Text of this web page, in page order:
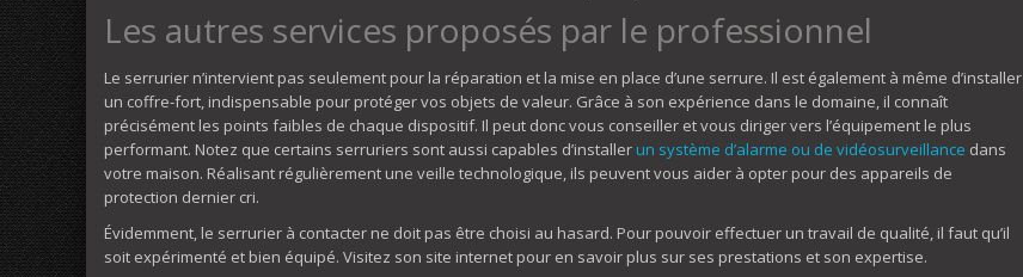
Les autres services proposés par le professionnel
Le serrurier n’intervient pas seulement pour la réparation et la mise en place d’une serrure. Il est également à même d’installer
un coffre-fort, indispensable pour protéger vos objets de valeur. Grâce à son expérience dans le domaine, il connaît
précisément les points faibles de chaque dispositif. Il peut donc vous conseiller et vous diriger vers l’équipement le plus
performant. Notez que certains serruriers sont aussi capables d’installer un système d’alarme ou de vidéosurveillance dans
votre maison. Réalisant régulièrement une veille technologique, ils peuvent vous aider à opter pour des appareils de
protection dernier cri.
Évidemment, le serrurier à contacter ne doit pas être choisi au hasard. Pour pouvoir effectuer un travail de qualité, il faut qu’il
soit expérimenté et bien équipé. Visitez son site internet pour en savoir plus sur ses prestations et son expertise.